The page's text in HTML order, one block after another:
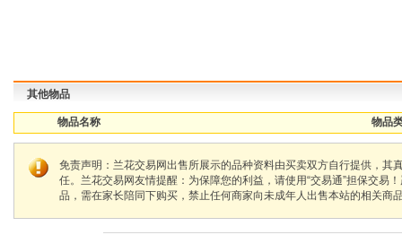
其他物品
物品名称 物品
免责声明：兰花交易网出售所展示的品种资料由买卖双方自行提供，
任。兰花交易网友情提醒：为保障您的利益，请使用“交易通”担保交
品，需在家长陪同下购买，禁止任何商家向未成年人出售本站的相关商